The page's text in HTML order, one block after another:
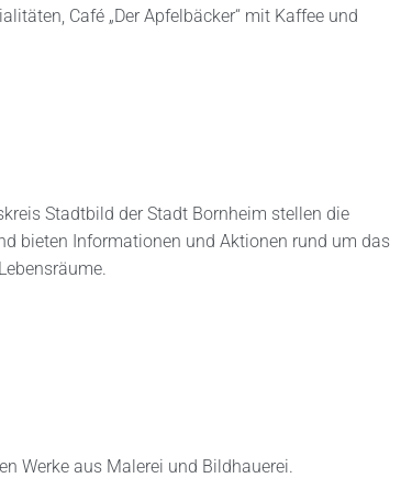
Café „Der Apfelbäcker“ mit Kaffee und
Stadtbild der Stadt Bornheim stellen die
bieten Informationen und Aktionen rund um das
Werke aus Malerei und Bildhauerei.